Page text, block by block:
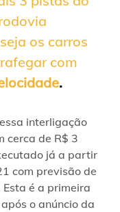
os carros
com
.
interligação
cerca de R$ 3
já a partir
com previsão de
é a primeira
o anúncio da